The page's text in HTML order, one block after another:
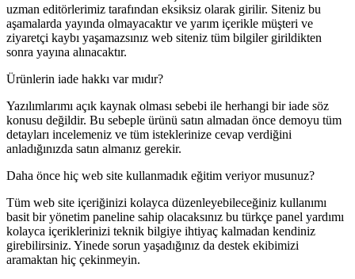
uzman editörlerimiz tarafından eksiksiz olarak girilir. Siteniz bu
aşamalarda yayında olmayacaktır ve yarım içerikle müşteri ve
ziyaretçi kaybı yaşamazsınız web siteniz tüm bilgiler girildikten
sonra yayına alınacaktır.
Ürünlerin iade hakkı var mıdır?
Yazılımlarımı açık kaynak olması sebebi ile herhangi bir iade söz
konusu değildir. Bu sebeple ürünü satın almadan önce demoyu tüm
detayları incelemeniz ve tüm isteklerinize cevap verdiğini
anladığınızda satın almanız gerekir.
Daha önce hiç web site kullanmadık eğitim veriyor musunuz?
Tüm web site içeriğinizi kolayca düzenleyebileceğiniz kullanımı
basit bir yönetim paneline sahip olacaksınız bu türkçe panel yardımı
kolayca içeriklerinizi teknik bilgiye ihtiyaç kalmadan kendiniz
girebilirsiniz. Yinede sorun yaşadığınız da destek ekibimizi
aramaktan hiç çekinmeyin.